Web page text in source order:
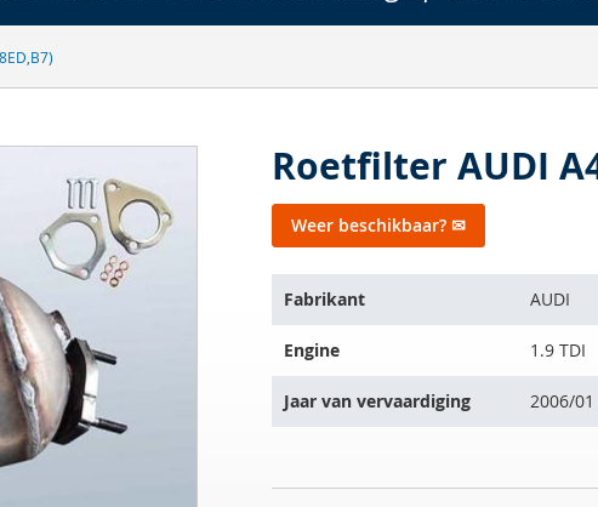
Roetfilter AUDI
Weer beschikbaar? ✉
artikel
op
de
volgende
Fabrikant AUDI
Engine 1.9 TDI
Jaar van vervaardiging 2006/